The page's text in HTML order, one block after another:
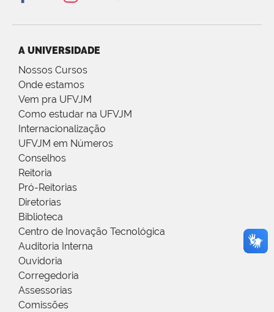
A UNIVERSIDADE
Nossos Cursos
Onde estamos
Vem pra UFVJM
Como estudar na UFVJM
Internacionalização
UFVJM em Números
Conselhos
Reitoria
Pró-Reitorias
Diretorias
Biblioteca
Centro de Inovação Tecnológica
Auditoria Interna
Ouvidoria
Corregedoria
Assessorias
Comissões